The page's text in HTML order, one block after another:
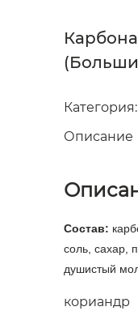
Категория:
Описание
Состав:
соль, сахар,
душистый
кориандр